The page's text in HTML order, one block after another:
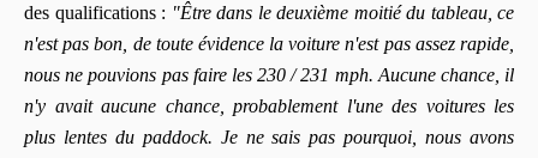
des qualifications : "Être dans le deuxième moitié du tableau, ce
n'est pas bon, de toute évidence la voiture n'est pas assez rapide,
nous ne pouvions pas faire les 230 / 231 mph. Aucune chance, il
n'y avait aucune chance, probablement l'une des voitures les
plus lentes du paddock. Je ne sais pas pourquoi, nous avons